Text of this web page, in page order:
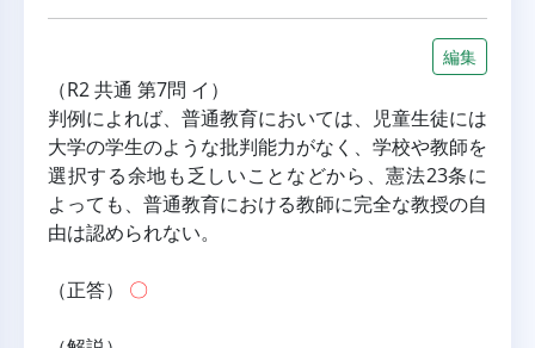
編集
（R2 共通 第7問 イ）
判例によれば、普通教育においては、児童生徒には
大学の学生のような批判能力がなく、学校や教師を
選択する余地も乏しいことなどから、憲法23条に
よっても、普通教育における教師に完全な教授の自
由は認められない。
（正答） 〇